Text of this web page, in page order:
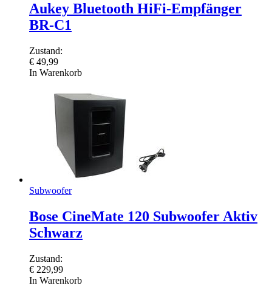
Aukey Bluetooth HiFi-Empfänger
BR-C1
Zustand:
€ 49,99
In Warenkorb
Subwoofer
Bose CineMate 120 Subwoofer Aktiv
Schwarz
Zustand:
€ 229,99
In Warenkorb